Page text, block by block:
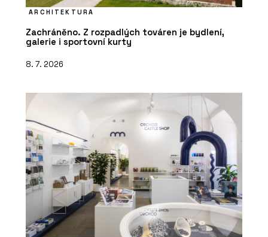
ARCHITEKTURA
Zachráněno. Z rozpadlých továren je bydlení,
galerie i sportovní kurty
8. 7. 2026